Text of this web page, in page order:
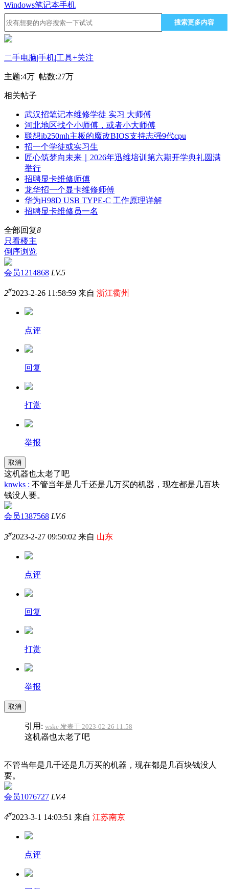
Windows笔记本手机
搜索更多内容
二手电脑|手机|工具+关注
主题:4万 帖数:27万
相关帖子
武汉招笔记本维修学徒 实习 大师傅
河北地区找个小师傅，或者小大师傅
联想ib250mh主板的魔改BIOS支持志强9代cpu
招一个学徒或实习生
匠心筑梦向未来｜2026年迅维培训第六期开学典礼圆满
举行
招聘显卡维修师傅
龙华招一个显卡维修师傅
华为H98D USB TYPE-C 工作原理详解
招聘显卡维修员一名
全部回复8
只看楼主
倒序浏览
会员1214868 LV.5
2#2023-2-26 11:58:59 来自 浙江衢州
点评
回复
打赏
举报
取消
这机器也太老了吧
knwks : 不管当年是几千还是几万买的机器，现在都是几百块
钱没人要。
会员1387568 LV.6
3#2023-2-27 09:50:02 来自 山东
点评
回复
打赏
举报
取消
引用: wske 发表于 2023-02-26 11:58
这机器也太老了吧
不管当年是几千还是几万买的机器，现在都是几百块钱没人
要。
会员1076727 LV.4
4#2023-3-1 14:03:51 来自 江苏南京
点评